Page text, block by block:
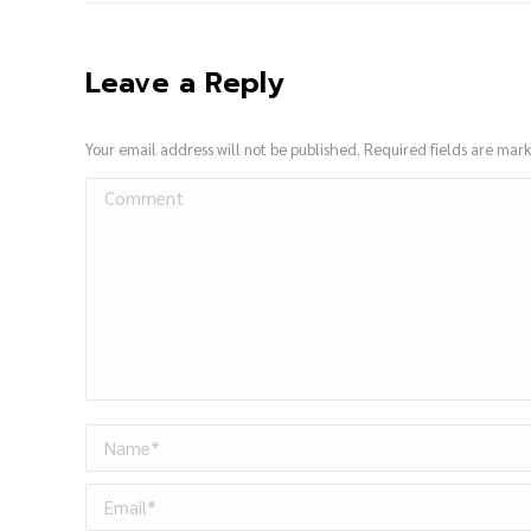
Leave a Reply
Your email address will not be published. Required fields are
Comment
Name *
Email *